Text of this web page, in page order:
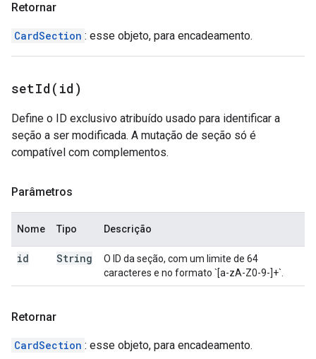
Retornar
CardSection : esse objeto, para encadeamento.
setId( id)
Define o ID exclusivo atribuído usado para identificar a
seção a ser modificada. A mutação de seção só é
compatível com complementos.
Parâmetros
Nome Tipo Descrição
id String
O ID da seção, com um limite de 64
caracteres e no formato `[a-zA-Z0-9-]+`.
Retornar
CardSection : esse objeto, para encadeamento.